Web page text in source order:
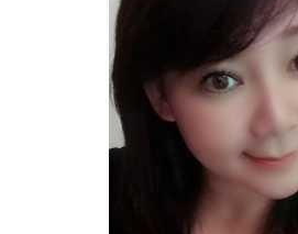
40 年以上